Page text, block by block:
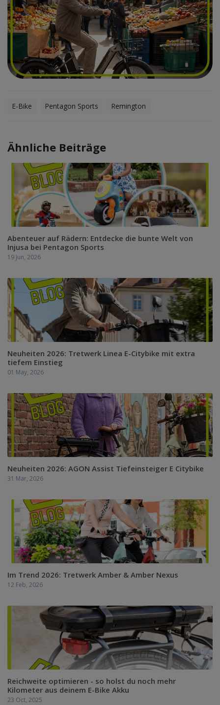
E-Bike Pentagon Sports Remington
Ähnliche Beiträge
Abenteuer auf Rädern: Entdecke die bunte Welt von
Injusa bei Pentagon Sports
19 Jun, 2026
Neuheiten 2026: Tretwerk Linea E-Citybike mit extra
tiefem Einstieg
01 May, 2026
Neuheiten 2026: AGON Assist Tiefeinsteiger E Citybike
31 Mar, 2026
Im Trend 2026: Tretwerk Amber & Amber Nexus
12 Feb, 2026
Reichweite optimieren - so holst du noch mehr
Kilometer aus deinem E-Bike Akku
23 Oct, 2025